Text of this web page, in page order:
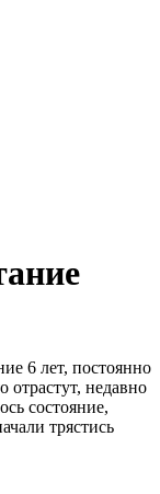
6 лет, постоянно
отрастут, недавно
состояние,
трястись